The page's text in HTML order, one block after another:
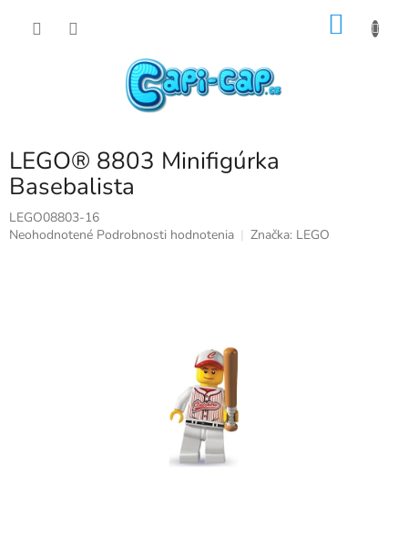
LEGO® 8803 Minifigúrka
Basebalista
LEGO08803-16
Priemerné
Neohodnotené Podrobnosti hodnotenia Značka: LEGO